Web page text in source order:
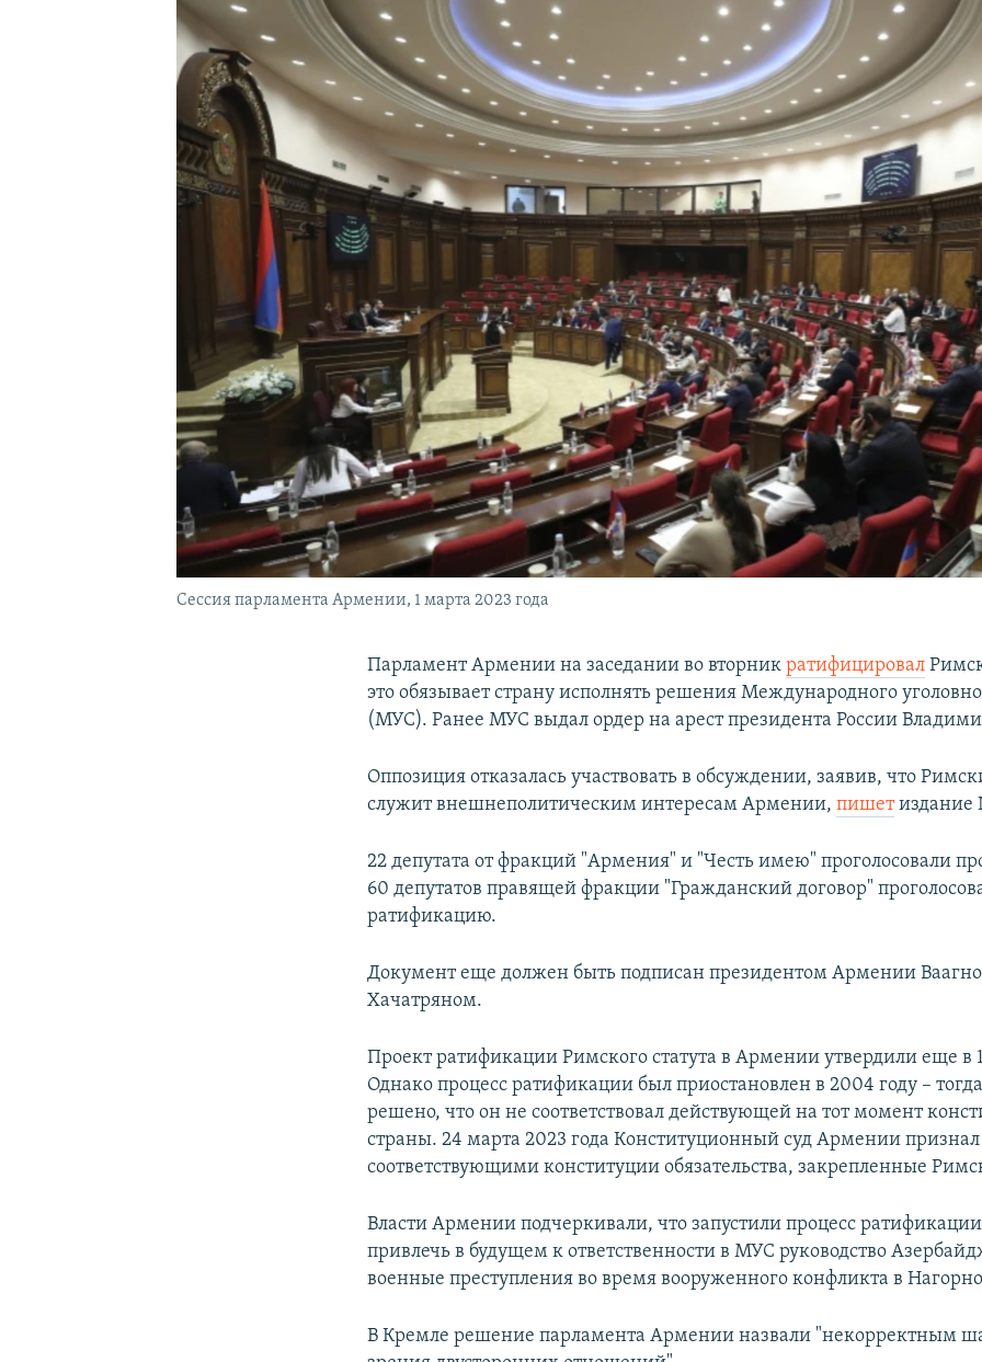
ПОДПИШИТЕСЬ НА РАССЫЛКУ
Сессия парламента Армении, 1 марта 2023 года
Парламент Армении на заседании во вторникратифицировал
это обязывает страну исполнять решения Международного
(МУС). Ранее МУС выдал ордер на арест президента России
Оппозиция отказалась участвовать в обсуждении, заявив, что
служит внешнеполитическим интересам Армении,пишетиздание
22 депутата от фракций "Армения" и "Честь имею" проголосовали
60 депутатов правящей фракции "Гражданский договор"
ратификацию.
Документ еще должен быть подписан президентом Армении
Хачатряном.
Проект ратификации Римского статута в Армении утвердили еще в
Однако процесс ратификации был приостановлен в 2004 году –
решено, что он не соответствовал действующей на тот момент
страны. 24 марта 2023 года Конституционный суд Армении признал
соответствующими конституции обязательства, закрепленные
Власти Армении подчеркивали, что запустили процесс
привлечь в будущем к ответственности в МУС руководство
военные преступления во время вооруженного конфликта в
В Кремле решение парламента Армении назвали "некорректным